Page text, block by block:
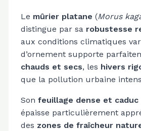
Le mûrier platane (Morus
distingue par sa robustesse
aux conditions climatiques
d’ornement supporte
chauds et secs, les hivers
que la pollution urbaine
Son feuillage dense et caduc
épaisse particulièrement
des zones de fraîcheur